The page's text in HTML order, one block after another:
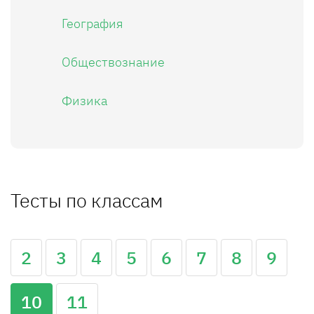
География
Обществознание
Физика
Тесты по классам
2 3 4 5 6 7 8
9
10
11